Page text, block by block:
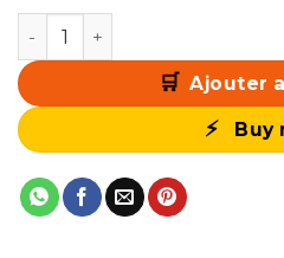
quantité de AOC 27G4HRE
Ajouter
Buy